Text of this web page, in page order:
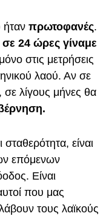
πρωτοφανές.
σε 24 ώρες γίναμε
στις μετρήσεις
λαού. Αν σε
σε λίγους μήνες θα
είναι
επόμενων
Είναι
που μας
τους λαϊκούς